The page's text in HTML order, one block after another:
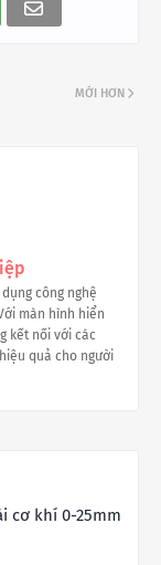
MỚI HƠN
công nghệ
màn hình hiển
kết nối với các
quả cho người
cơ khí 0-25mm